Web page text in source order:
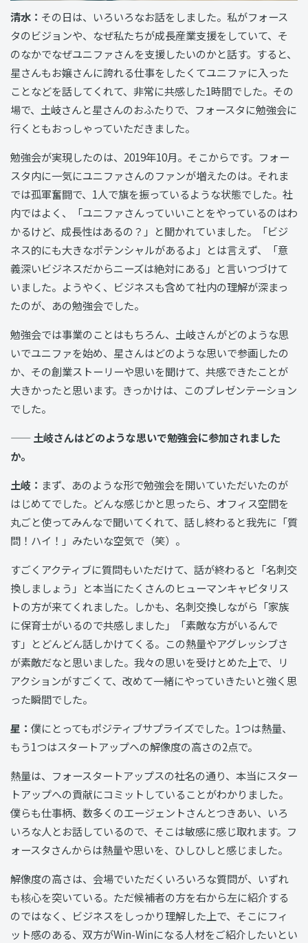
清水： その日は、いろいろなお話をしました。私がフォース
タのビジョンや、なぜ私たちが成長産業支援をしていて、そ
のなかでなぜユニファさんを支援したいのかと話す。すると、
星さんもお嬢さんに誇れる仕事をしたくてユニファに入った
ことなどを話してくれて、非常に共感した1時間でした。その
場で、土岐さんと星さんのおふたりで、フォースタに勉強会に
行くともおっしゃっていただきました。
勉強会が実現したのは、2019年10月。そこからです。フォー
スタ内に一気にユニファさんのファンが増えたのは。それま
では孤軍奮闘で、1人で旗を振っているような状態でした。社
内ではよく、「ユニファさんっていいことをやっているのはわ
かるけど、成長性はあるの？」と聞かれていました。「ビジ
ネス的にも大きなポテンシャルがあるよ」とは言えず、「意
義深いビジネスだからニーズは絶対にある」と言いつづけて
いました。ようやく、ビジネスも含めて社内の理解が深まっ
たのが、あの勉強会でした。
勉強会では事業のことはもちろん、土岐さんがどのような思
いでユニファを始め、星さんはどのような思いで参画したの
か、その創業ストーリーや思いを聞けて、共感できたことが
大きかったと思います。きっかけは、このプレゼンテーション
でした。
—— 土岐さんはどのような思いで勉強会に参加されました
か。
土岐： まず、あのような形で勉強会を開いていただいたのが
はじめてでした。どんな感じかと思ったら、オフィス空間を
丸ごと使ってみんなで聞いてくれて、話し終わると我先に「質
問！ハイ！」みたいな空気で（笑）。
すごくアクティブに質問もいただけて、話が終わると「名刺交
換しましょう」と本当にたくさんのヒューマンキャピタリス
トの方が来てくれました。しかも、名刺交換しながら「家族
に保育士がいるので共感しました」「素敵な方がいるんで
す」とどんどん話しかけてくる。この熱量やアグレッシブさ
が素敵だなと思いました。我々の思いを受けとめた上で、リ
アクションがすごくて、改めて一緒にやっていきたいと強く思
った瞬間でした。
星： 僕にとってもポジティブサプライズでした。1つは熱量、
もう1つはスタートアップへの解像度の高さの2点で。
熱量は、フォースタートアップスの社名の通り、本当にスター
トアップへの貢献にコミットしていることがわかりました。
僕らも仕事柄、数多くのエージェントさんとつきあい、いろ
いろな人とお話しているので、そこは敏感に感じ取れます。フ
ォースタさんからは熱量や思いを、ひしひしと感じました。
解像度の高さは、会場でいただくいろいろな質問が、いずれ
も核心を突いている。ただ候補者の方を右から左に紹介する
のではなく、ビジネスをしっかり理解した上で、そこにフィ
ット感のある、双方がWin-Winになる人材をご紹介したいとい